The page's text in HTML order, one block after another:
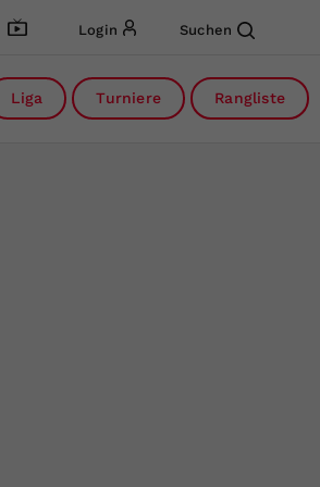
Login Suchen
Liga Turniere Rangliste